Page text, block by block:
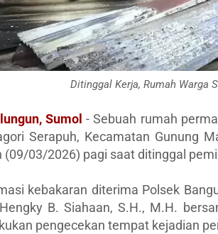
Ditinggal Kerja, Rumah Warga
Sumol - Sebuah rumah
Serapuh, Kecamatan Gunung
(09/03/2026) pagi saat ditinggal
kebakaran diterima Polsek
B. Siahaan, S.H., M.H.
pengecekan tempat kejadian